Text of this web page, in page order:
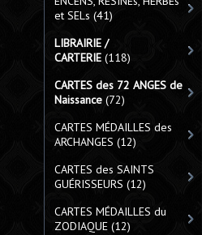
et SELs (41)
LIBRAIRIE /
CARTERIE(118)
CARTES des 72 ANGES de
Naissance(72)
CARTES MÉDAILLES des
ARCHANGES (12)
CARTES des SAINTS
GUÉRISSEURS (12)
CARTES MÉDAILLES du
ZODIAQUE(12)